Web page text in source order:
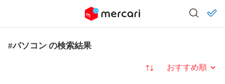
#パソコン の検索結果
並び替え